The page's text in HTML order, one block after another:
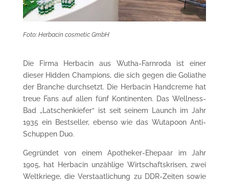
Foto: Herbacin cosmetic GmbH
Die Firma Herbacin aus Wutha-Farnroda ist einer
dieser Hidden Champions, die sich gegen die Goliathe
der Branche durchsetzt. Die Herbacin Handcreme hat
treue Fans auf allen fünf Kontinenten. Das Wellness-
Bad „Latschenkiefer“ ist seit seinem Launch im Jahr
1935 ein Bestseller, ebenso wie das Wutapoon Anti-
Schuppen Duo.
Gegründet von einem Apotheker-Ehepaar im Jahr
1905, hat Herbacin unzählige Wirtschaftskrisen, zwei
Weltkriege, die Verstaatlichung zu DDR-Zeiten sowie